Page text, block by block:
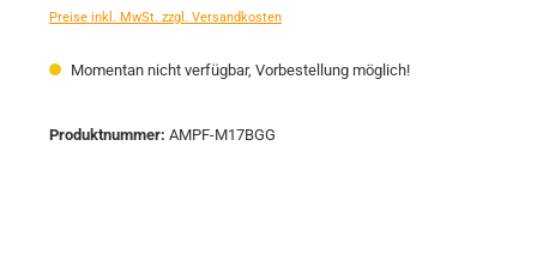
Preise inkl. MwSt. zzgl. Versandkosten
Momentan nicht verfügbar, Vorbestellung möglich!
Produktnummer: AMPF-M17BGG